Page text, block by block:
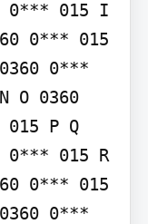
0*** 015 I
0*** 015
0***
O 0360
P Q
0*** 015 R
0*** 015
0***